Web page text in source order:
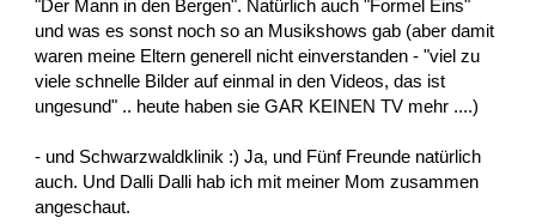
"Der Mann in den Bergen". Natürlich auch "Formel Eins"
und was es sonst noch so an Musikshows gab (aber damit
waren meine Eltern generell nicht einverstanden - "viel zu
viele schnelle Bilder auf einmal in den Videos, das ist
ungesund" .. heute haben sie GAR KEINEN TV mehr ....)
- und Schwarzwaldklinik :) Ja, und Fünf Freunde natürlich
auch. Und Dalli Dalli hab ich mit meiner Mom zusammen
angeschaut.